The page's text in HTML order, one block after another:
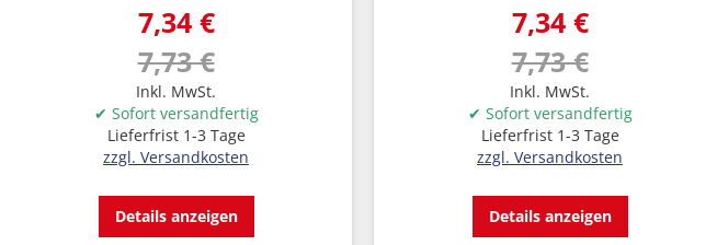
7,34 €
7,73 €
Inkl. MwSt.
✔ Sofort versandfertig
Lieferfrist 1-3 Tage
zzgl. Versandkosten
Details anzeigen
7,34 €
7,73 €
Inkl. MwSt.
✔ Sofort versandfertig
Lieferfrist 1-3 Tage
zzgl. Versandkosten
Details anzeigen